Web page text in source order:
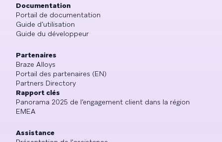
Documentation
Portail de documentation
Guide d’utilisation
Guide du développeur
Partenaires
Braze Alloys
Portail des partenaires (EN)
Partners Directory
Rapport clés
Panorama 2025 de l’engagement client dans la région
EMEA
Assistance